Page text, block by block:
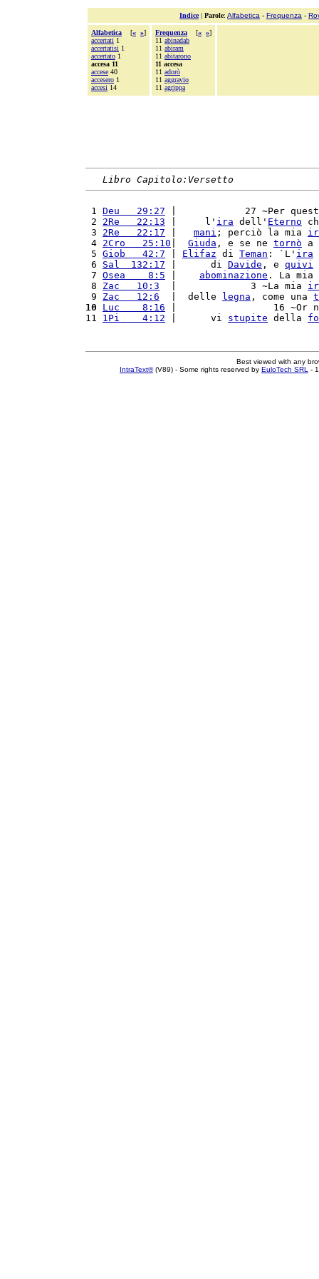
Indice| Parole: Alfabetica - Frequenza -
Alfabetica [« »]
accertati 1
accertatisi 1
accertato 1
accesa 11
accese 40
accesero 1
accesi 14
Frequenza [« »]
11 abinadab
11 abiram
11 abitarono
11 accesa
11 adorò
11 aggravio
11 agrippa
Libro Capitolo:Versetto
1 Deu   29:27 |            27 ~Per
2 2Re   22:13 |     l' ira dell' Eterno
3 2Re   22:17 mani ; perciò la mia
4 2Cro   25:10 Giuda , e se ne tornò a
5 Giob   42:7 Elifaz di Teman : `L' ira
6 Sal  132:17 |      di Davide , e quivi
7 Osea    8:5 abominazione . La mia
8 Zac   10:3
  |             3 ~La mia
9 Zac   12:6
  |  delle
legna , come una
10
Luc    8:16 |                 16 ~Or
11 1Pi    4:12 |      vi stupite della
Best viewed with any
IntraText®(V89) - Some rights reserved by EuloTech SRL -